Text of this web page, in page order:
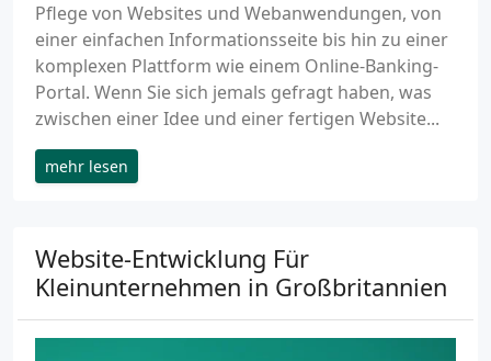
Pflege von Websites und Webanwendungen, von
einer einfachen Informationsseite bis hin zu einer
komplexen Plattform wie einem Online-Banking-
Portal. Wenn Sie sich jemals gefragt haben, was
zwischen einer Idee und einer fertigen Website...
mehr lesen
Website-Entwicklung Für
Kleinunternehmen in Großbritannien